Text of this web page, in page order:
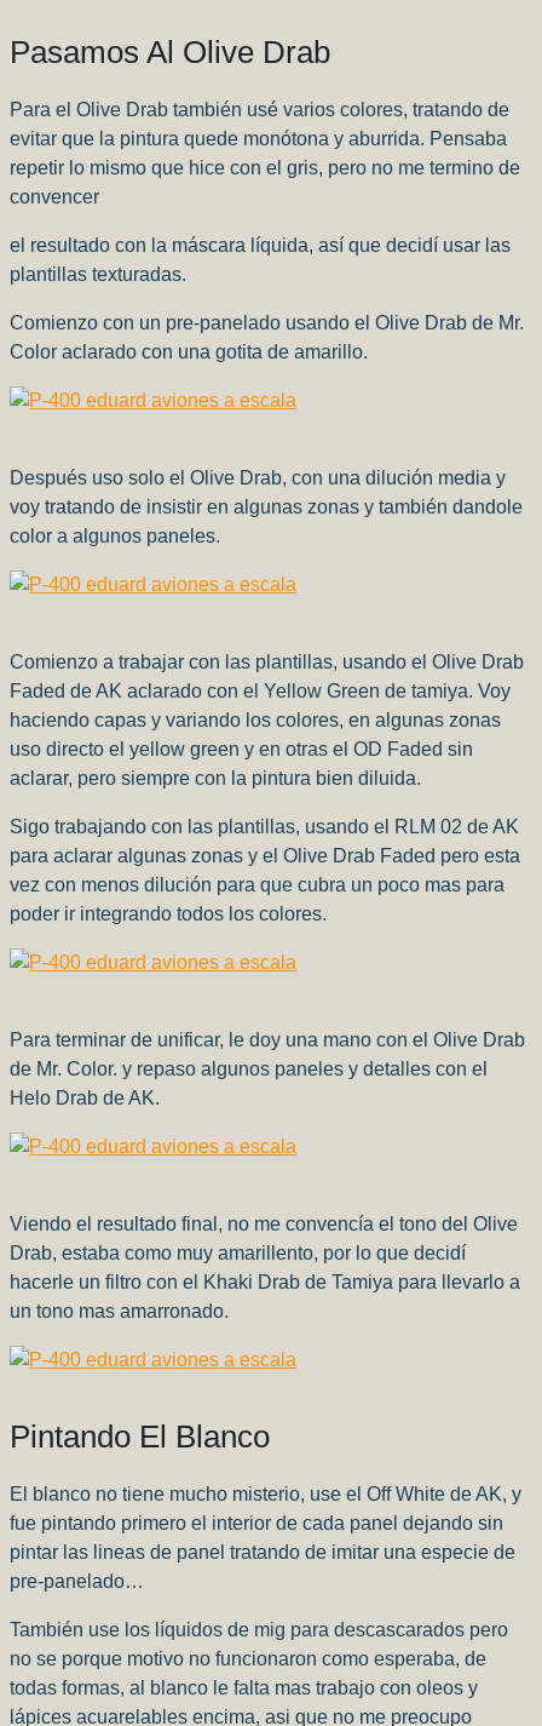
Pasamos Al Olive Drab
Para el Olive Drab también usé varios colores, tratando de
evitar que la pintura quede monótona y aburrida. Pensaba
repetir lo mismo que hice con el gris, pero no me termino de
convencer
el resultado con la máscara líquida, así que decidí usar las
plantillas texturadas.
Comienzo con un pre-panelado usando el Olive Drab de Mr.
Color aclarado con una gotita de amarillo.
Después uso solo el Olive Drab, con una dilución media y
voy tratando de insistir en algunas zonas y también dandole
color a algunos paneles.
Comienzo a trabajar con las plantillas, usando el Olive Drab
Faded de AK aclarado con el Yellow Green de tamiya. Voy
haciendo capas y variando los colores, en algunas zonas
uso directo el yellow green y en otras el OD Faded sin
aclarar, pero siempre con la pintura bien diluida.
Sigo trabajando con las plantillas, usando el RLM 02 de AK
para aclarar algunas zonas y el Olive Drab Faded pero esta
vez con menos dilución para que cubra un poco mas para
poder ir integrando todos los colores.
Para terminar de unificar, le doy una mano con el Olive Drab
de Mr. Color. y repaso algunos paneles y detalles con el
Helo Drab de AK.
Viendo el resultado final, no me convencía el tono del Olive
Drab, estaba como muy amarillento, por lo que decidí
hacerle un filtro con el Khaki Drab de Tamiya para llevarlo a
un tono mas amarronado.
Pintando El Blanco
El blanco no tiene mucho misterio, use el Off White de AK, y
fue pintando primero el interior de cada panel dejando sin
pintar las lineas de panel tratando de imitar una especie de
pre-panelado…
También use los líquidos de mig para descascarados pero
no se porque motivo no funcionaron como esperaba, de
todas formas, al blanco le falta mas trabajo con oleos y
lápices acuarelables encima, asi que no me preocupo